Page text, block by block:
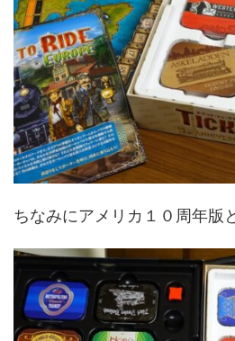
ちなみにアメリカ１０周年版